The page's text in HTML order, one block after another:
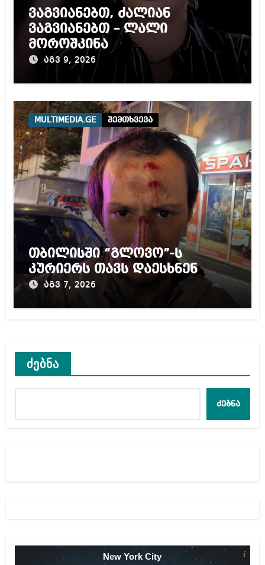
ვაგვიანებთ, ძალიან
ვაგვიანებთ – ლალი
მოროშკინა
აგვ 9, 2026
MULTIMEDIA.GE შემთხვევა
თბილისში “გლოვო”-ს
კურიერს თავს დაესხნენ
აგვ 7, 2026
ძებნა
ძებნა
New York City